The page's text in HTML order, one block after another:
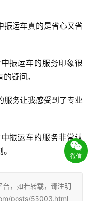
振运车真的是省心又省
振运车的服务印象很
疑问。
服务让我感受到了专业
振运车的服务非常认
，如若转载，请注明
posts/55003.html
微信